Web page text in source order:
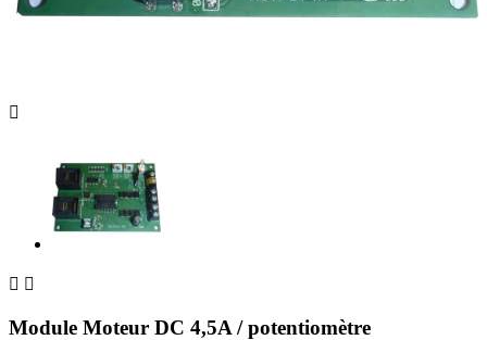

 
Module Moteur DC 4,5A / potentiomètre